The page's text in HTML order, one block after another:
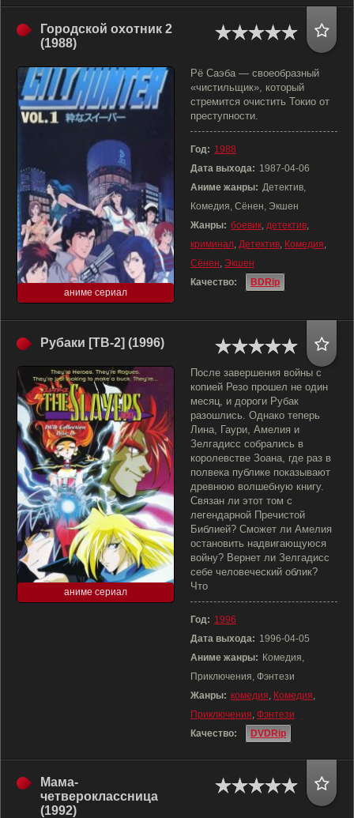
Городской охотник 2
(1988)
аниме сериал
Рё Саэба — своеобразный
«чистильщик», который
стремится очистить Токио от
преступности.
Год: 1988
Дата выхода: 1987-04-06
Аниме жанры: Детектив,
Комедия, Сёнен, Экшен
Жанры: боевик, детектив,
криминал, Детектив, Комедия,
Сёнен, Экшен
Качество:
BDRip
Рубаки [ТВ-2] (1996)
аниме сериал
После завершения войны с
копией Резо прошел не один
месяц, и дороги Рубак
разошлись. Однако теперь
Лина, Гаури, Амелия и
Зелгадисс собрались в
королевстве Зоана, где раз в
полвека публике показывают
древнюю волшебную книгу.
Связан ли этот том с
легендарной Пречистой
Библией? Сможет ли Амелия
остановить надвигающуюся
войну? Вернет ли Зелгадисс
себе человеческий облик?
Что
Год: 1996
Дата выхода: 1996-04-05
Аниме жанры: Комедия,
Приключения, Фэнтези
Жанры: комедия, Комедия,
Приключения, Фэнтези
Качество:
DVDRip
Мама-
четвероклассница
(1992)